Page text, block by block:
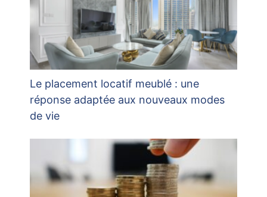
Le placement locatif meublé : une
réponse adaptée aux nouveaux modes
de vie